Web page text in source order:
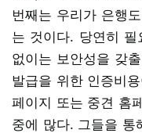
번째는 우리가 은행
는 것이다. 당연히
없이는 보안성을 갖
발급을 위한 인증비
페이지 또는 중견 홈
중에 많다. 그들을 통